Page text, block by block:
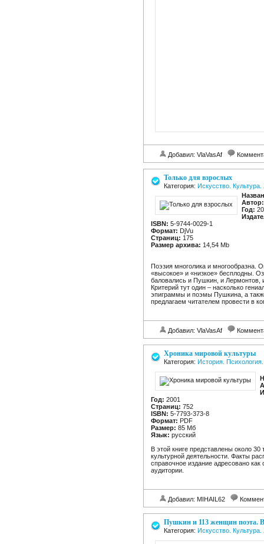
Добавил: VlaVasAf
Только для взрослых
Категория: Искусство.
Автор:
Год:
ISBN: 5-9744-0029-1
Формат: DjVu
Страниц: 175
Размер архива: 14,54 Mb
Поэзия многолика и многообразна.
«высокое» и «низкое» бесплодны.
баловались и Пушкин, и Лермонтов,
Критерий тут один – насколько
эпиграммы и поэмы Пушкина, а
предлагаем читателем провести в
Добавил: VlaVasAf
Хроника мировой культуры
Категория: История.
Год: 2001
Страниц: 752
ISBN: 5-7793-373-8
Формат: PDF
Размер: 85 Mб
Язык: русский
В этой книге представлены около
культурной деятельности. Факты
справочное издание адресовано
аудитории.
Добавил: MIHAIL62
Пушкин и 113 женщин поэта.
Категория: Искусство.